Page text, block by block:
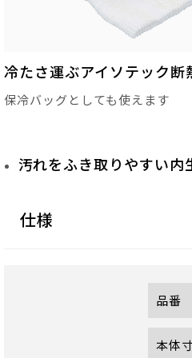
冷たさ運ぶアイソテック断
保冷バッグとしても使えます
汚れをふき取りやすい内
仕様
品番
本体